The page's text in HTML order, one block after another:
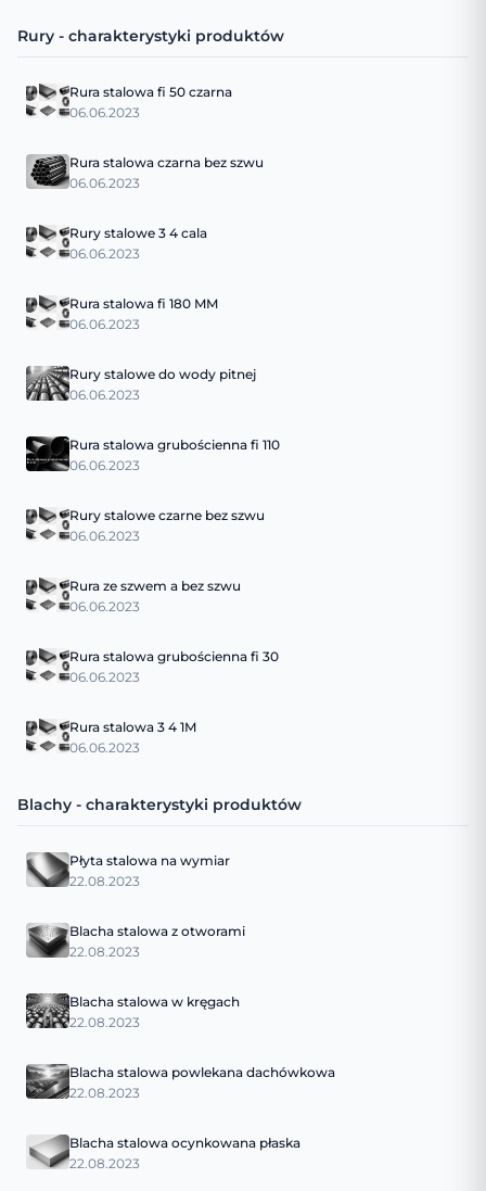
Rury - charakterystyki produktów
Rura stalowa fi 50 czarna
06.06.2023
Rura stalowa czarna bez szwu
06.06.2023
Rury stalowe 3 4 cala
06.06.2023
Rura stalowa fi 180 MM
06.06.2023
Rury stalowe do wody pitnej
06.06.2023
Rura stalowa grubościenna fi 110
06.06.2023
Rury stalowe czarne bez szwu
06.06.2023
Rura ze szwem a bez szwu
06.06.2023
Rura stalowa grubościenna fi 30
06.06.2023
Rura stalowa 3 4 1M
06.06.2023
Blachy - charakterystyki produktów
Płyta stalowa na wymiar
22.08.2023
Blacha stalowa z otworami
22.08.2023
Blacha stalowa w kręgach
22.08.2023
Blacha stalowa powlekana dachówkowa
22.08.2023
Blacha stalowa ocynkowana płaska
22.08.2023